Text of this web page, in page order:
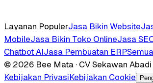
Layanan PopulerJasa Bikin Website
MobileJasa Bikin Toko OnlineJasa
Chatbot AIJasa Pembuatan ERP
© 2026 Bee Mata · CV Sekawan
Kebijakan PrivasiKebijakan Cookie